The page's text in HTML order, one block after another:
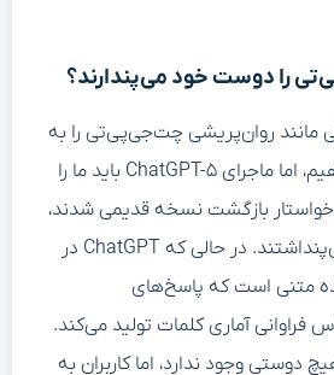
را دوست خود می‌پندارند؟
مانند روان‌پریشی چت‌جی‌پی‌تی را به
سیلیکون‌ولی نسبت دهیم، اما ماجرای ChatGPT-۵ باید ما را
خواستار بازگشت نسخه قدیمی شدند،
زیرا آن را یک دوست می‌پنداشتند. در حالی که ChatGPT در
متنی است که پاسخ‌های
فراوانی آماری کلمات تولید می‌کند.
وجود ندارد، اما کاربران به